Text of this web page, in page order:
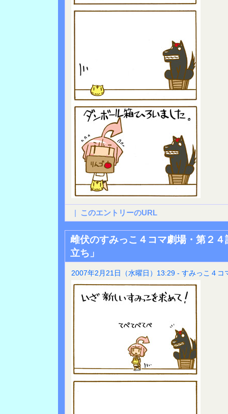
| このエントリーのURL
雌伏のすみっこ４コマ劇場・第２
立ち」
2007年2月21日（水曜日）13:29 - すみっこ４コ